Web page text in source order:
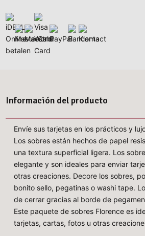
Información del producto
Envíe sus tarjetas en los prácticos y
Los sobres están hechos de papel
una textura superficial ligera. Los
elegante y son ideales para enviar
otras creaciones. Decore los sobres,
bonito sello, pegatinas o washi tape.
de cerrar gracias al borde de
Este paquete de sobres Florence es
tarjetas, cartas, fotos u otras